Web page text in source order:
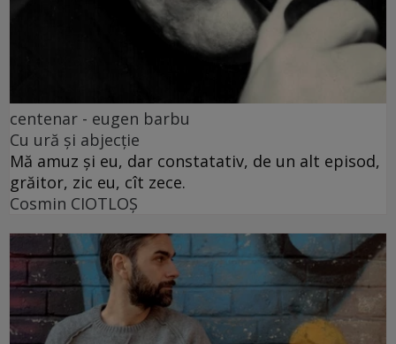
centenar - eugen barbu
Cu ură și abjecție
Mă amuz și eu, dar constatativ, de un alt episod,
grăitor, zic eu, cît zece.
Cosmin CIOTLOŞ